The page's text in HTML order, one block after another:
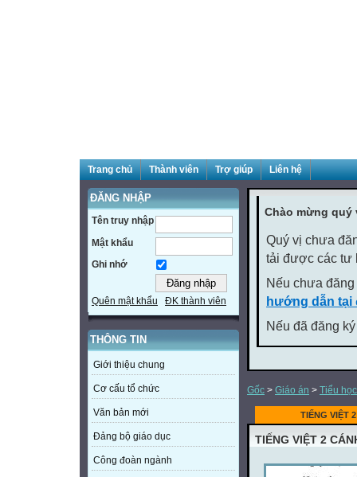
Trang chủ Thành viên Trợ giúp Liên hệ
ĐĂNG NHẬP
Tên truy nhập
Mật khẩu
Ghi nhớ
Quên mật khẩu ĐK thành viên
THÔNG TIN
Giới thiệu chung
Cơ cấu tổ chức
Văn bản mới
Đảng bộ giáo dục
Công đoàn ngành
Chào mừng
Quý vị chưa
tải được các tư
Nếu chưa
hướng dẫn tại
Nếu đã đăng
Gốc > Giáo án > Tiểu học
TIẾNG VIỆT
TIẾNG VIỆT 2